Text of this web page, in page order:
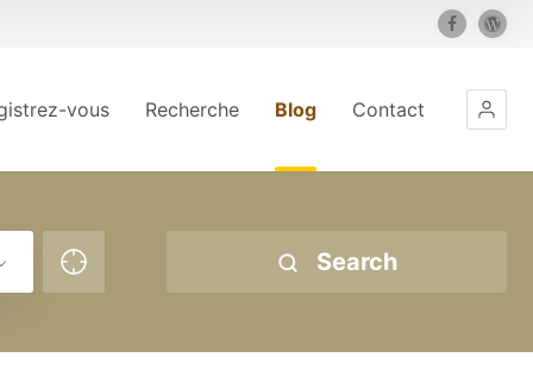
vous Recherche Blog Contact
Search